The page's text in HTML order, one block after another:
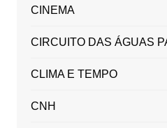
CINEMA
CIRCUITO DAS ÁGUAS
CLIMA E TEMPO
CNH